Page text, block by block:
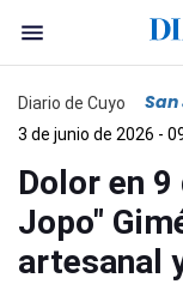
Diario de Cuyo San
3 de junio de 2026 -
Dolor en
Jopo"
artesanal